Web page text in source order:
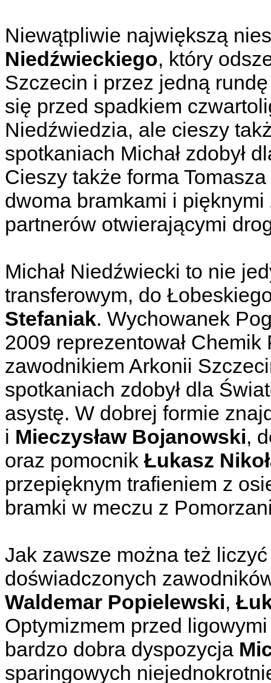
Niewątpliwie największą
Niedźwieckiego, który
Szczecin i przez jedną
się przed spadkiem
Niedźwiedzia, ale cieszy
spotkaniach Michał zdobył
Cieszy także forma
dwoma bramkami i
partnerów otwierającymi
Michał Niedźwiecki to nie
transferowym, do
Stefaniak. Wychowanek
2009 reprezentował
zawodnikiem Arkonii
spotkaniach zdobył dla
asystę. W dobrej formie
i Mieczysław Bojanowski,
oraz pomocnik Łukasz
przepięknym trafieniem z
bramki w meczu z
Jak zawsze można też
doświadczonych
Waldemar Popielewski,
Optymizmem przed
bardzo dobra dyspozycja
sparingowych